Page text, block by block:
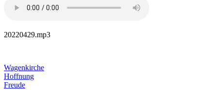
20220429.mp3
Wagenkirche
Hoffnung
Freude